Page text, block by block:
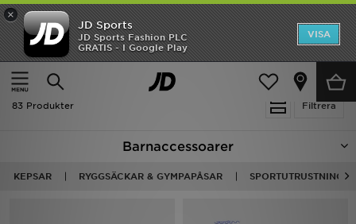
×
JD Sports
JD Sports Fashion PLC
GRATIS - I Google Play
VISA
Ny termin, ny stil Essentials för skolstarten
Hem
Barn Barnaccessoarer
Filtrera
83 Produkter
Barnaccessoarer
KEPSAR RYGGSÄCKAR & GYMPAPÅSAR SPORTUTRUSTNING
Hem
Rea
Dam